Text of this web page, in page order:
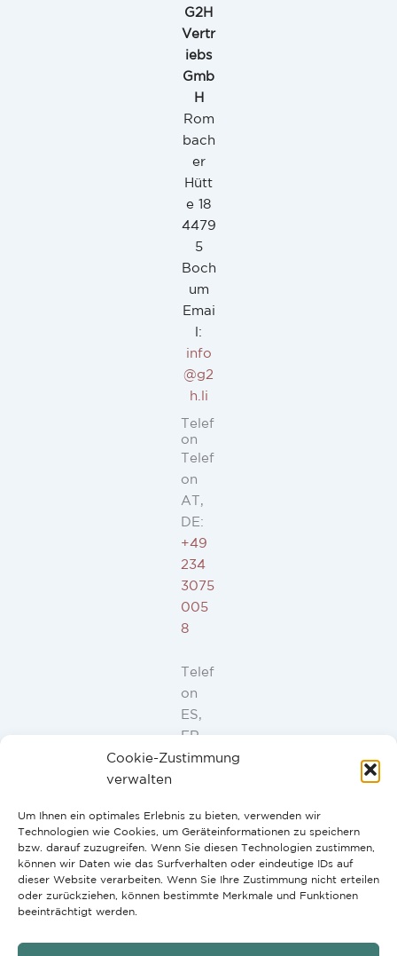
Cookie-Zustimmung
verwalten
Um Ihnen ein optimales Erlebnis zu bieten, verwenden wir
Technologien wie Cookies, um Geräteinformationen zu speichern
bzw. darauf zuzugreifen. Wenn Sie diesen Technologien zustimmen,
können wir Daten wie das Surfverhalten oder eindeutige IDs auf
dieser Website verarbeiten. Wenn Sie Ihre Zustimmung nicht erteilen
oder zurückziehen, können bestimmte Merkmale und Funktionen
beeinträchtigt werden.
G2H
Vertr
iebs
Gmb
H
Rom
bach
er
Hütt
e 18
4479
5
Boch
um
Emai
l:
info
@g2
h.li
Telef
on
Telef
on
AT,
DE:
+49
234
3075
005
8
Telef
on
ES,
FR,
IT,
91
946
44
10